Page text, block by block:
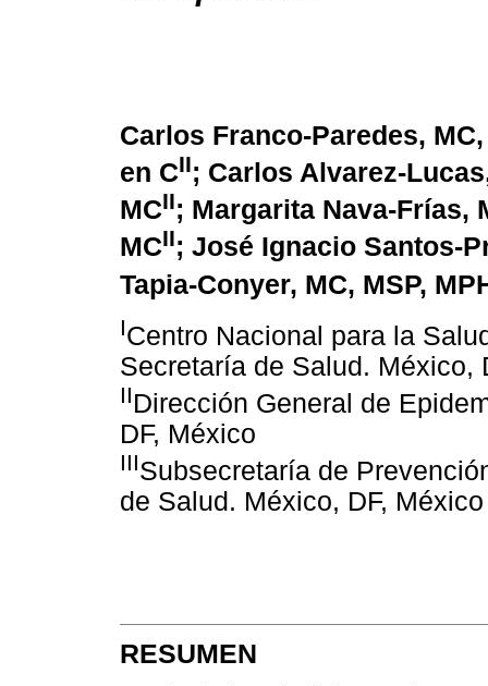
Carlos Franco-Paredes,
en CII; Carlos Alvarez-
MCII; Margarita Nava-Frías,
MCII; José Ignacio Santos-
Tapia-Conyer, MC, MSP,
ICentro Nacional para la
Secretaría de Salud. México,
IIDirección General de
DF, México
IIISubsecretaría de
de Salud. México, DF, México
RESUMEN